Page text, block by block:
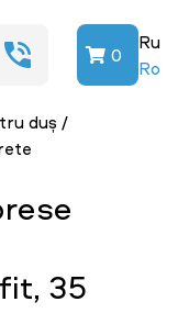
0
Ru
Ro
duș /
35